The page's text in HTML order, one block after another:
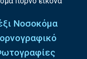
Νοσοκόμα